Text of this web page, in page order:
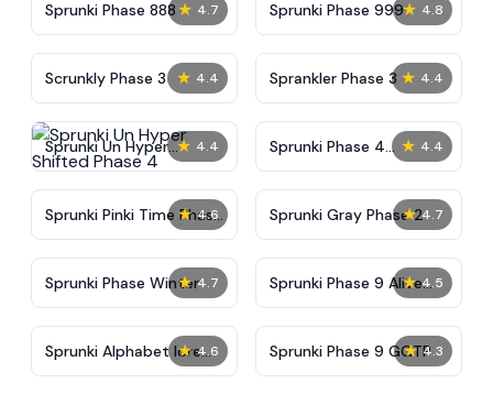
★ 4.7
Sprunki Phase 888 ★ 4.8
Sprunki Phase 999
★ 4.4
Scrunkly Phase 3 ★ 4.4
Sprankler Phase 3
★ 4.4
Sprunki Un Hyper
Shifted Phase 4
★ 4.4
Sprunki Phase 4
Alternate Edition
★ 4.6
Sprunki Pinki Time Phase
3
★ 4.7
Sprunki Gray Phase 2
★ 4.7
Sprunki Phase Winter ★ 4.5
Sprunki Phase 9 Alive
And Malediction
★ 4.6
Sprunki Alphabet lore
Arabic Phase 3
★ 4.3
Sprunki Phase 9 GGTP